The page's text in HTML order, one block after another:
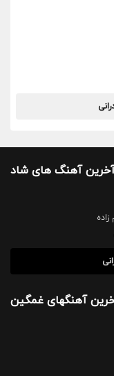
آهنگ های شاد
آهنگهای غمگین